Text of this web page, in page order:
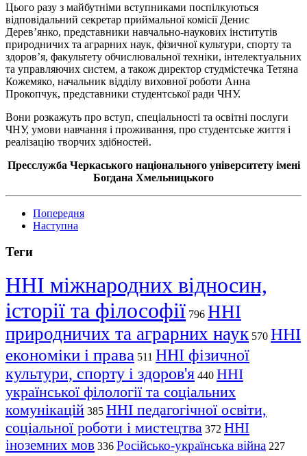
Цього разу з майбутніми вступниками поспілкуються
відповідальний секретар приймальної комісії Денис
Дерев’янко, представники навчально-наукових інститутів
природничих та аграрних наук, фізичної культури, спорту та
здоров’я, факультету обчислювальної техніки, інтелектуальних
та управляючих систем, а також директор студмістечка Тетяна
Кожемяко, начальник відділу виховної роботи Анна
Прокопчук, представники студентської ради ЧНУ.
Вони розкажуть про вступ, спеціальності та освітні послуги
ЧНУ, умови навчання і проживання, про студентське життя і
реалізацію творчих здібностей.
Пресслужба Черкаського національного університету імені
Богдана Хмельницького
Попередня
Наступна
Теги
ННІ міжнародних відносин,
історії та філософії 796 ННІ
природничих та аграрних наук 570 ННІ
економіки і права 511 ННІ фізичної
культури, спорту і здоров'я 440 ННІ
української філології та соціальних
комунікацій 385 ННІ педагогічної освіти,
соціальної роботи і мистецтва 372 ННІ
іноземних мов 336 Російсько-українська війна 227